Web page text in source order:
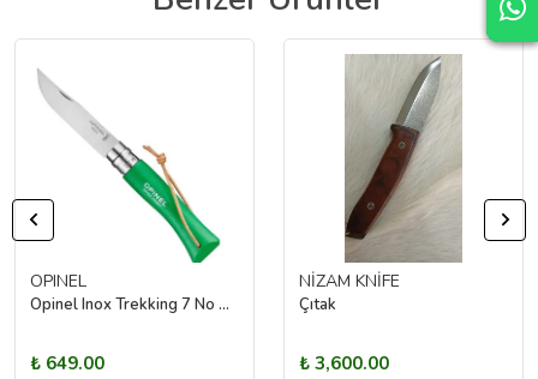
OPINEL
Opinel Inox Trekking 7 No Paslanmaz Çelik Çakı (Yeşil)
₺ 649.00
NİZAM KNİFE
Çıtak
₺ 3,600.00